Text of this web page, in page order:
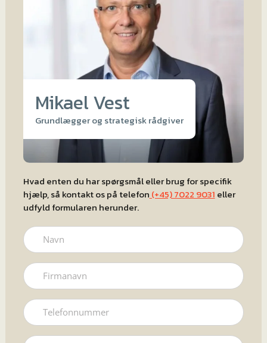
Hvad enten du har spørgsmål eller brug for specifik
hjælp, så kontakt os på telefon (+45) 7022 9031 eller
udfyld formularen herunder.
Mikael Vest
Grundlægger og strategisk rådgiver